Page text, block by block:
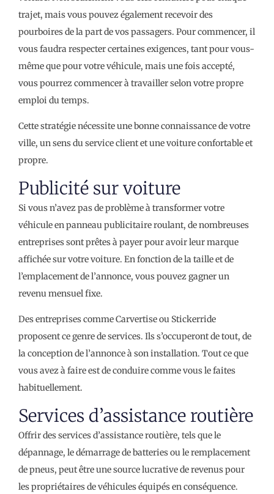
trajet, mais vous pouvez également recevoir des
pourboires de la part de vos passagers. Pour commencer, il
vous faudra respecter certaines exigences, tant pour vous-
même que pour votre véhicule, mais une fois accepté,
vous pourrez commencer à travailler selon votre propre
emploi du temps.
Cette stratégie nécessite une bonne connaissance de votre
ville, un sens du service client et une voiture confortable et
propre.
Publicité sur voiture
Si vous n’avez pas de problème à transformer votre
véhicule en panneau publicitaire roulant, de nombreuses
entreprises sont prêtes à payer pour avoir leur marque
affichée sur votre voiture. En fonction de la taille et de
l’emplacement de l’annonce, vous pouvez gagner un
revenu mensuel fixe.
Des entreprises comme Carvertise ou Stickerride
proposent ce genre de services. Ils s’occuperont de tout, de
la conception de l’annonce à son installation. Tout ce que
vous avez à faire est de conduire comme vous le faites
habituellement.
Services d’assistance routière
Offrir des services d’assistance routière, tels que le
dépannage, le démarrage de batteries ou le remplacement
de pneus, peut être une source lucrative de revenus pour
les propriétaires de véhicules équipés en conséquence.